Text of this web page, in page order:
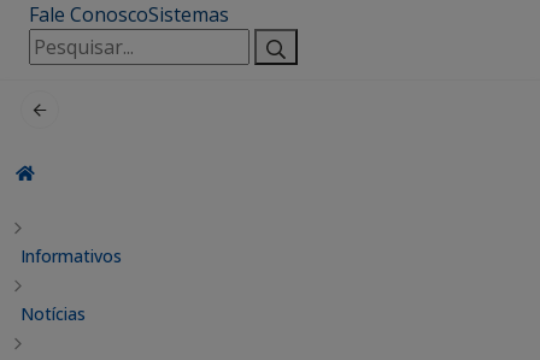
Fale ConoscoSistemas
Pesquisar
por:
Informativos
Notícias